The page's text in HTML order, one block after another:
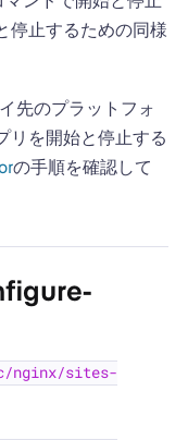
停止するための同様
先のプラットフォ
リを開始と停止する
の手順を確認して
nginx/sites-